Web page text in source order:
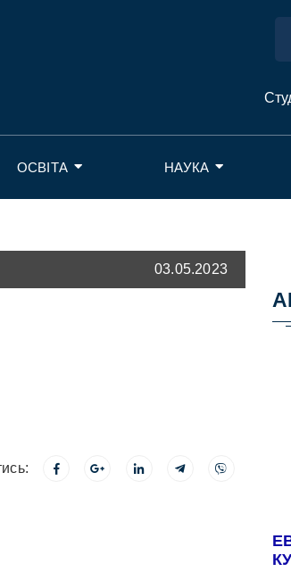
ОСВІТА НАУКА
03.05.2023